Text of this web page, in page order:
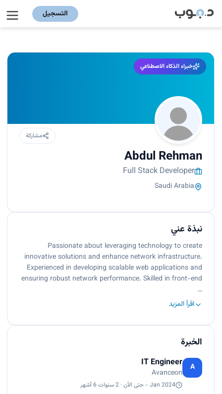
التسجيل
خبراء الذكاء الاصطناعي
مشاركة
Abdul Rehman
Full Stack Developer
Saudi Arabia
نبذة عني
Passionate about leveraging technology to create
innovative solutions and enhance network infrastructure.
Experienced in developing scalable web applications and
ensuring robust network performance. Skilled in front-end
…
اقرأ المزيد
الخبرة
A
IT Engineer
Avanceon
Jan 2024 - حتى الآن · 2 سنوات 6 أشهر